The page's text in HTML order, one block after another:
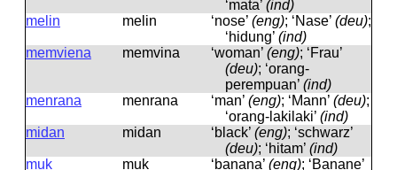
‘mata’ (ind)
melin
melin ‘nose’ (eng); ‘Nase’ (deu);
‘hidung’ (ind)
memviena
memvina ‘woman’ (eng); ‘Frau’
(deu); ‘orang-
perempuan’ (ind)
menrana
menrana ‘man’ (eng); ‘Mann’ (deu);
‘orang-lakilaki’ (ind)
midan
midan ‘black’ (eng); ‘schwarz’
(deu); ‘hitam’ (ind)
muk
muk ‘banana’ (eng); ‘Banane’